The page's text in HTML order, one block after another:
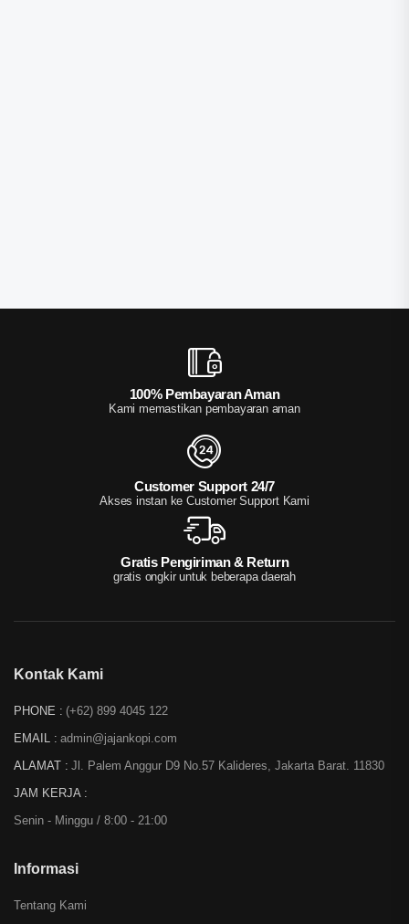
100% Pembayaran Aman
Kami memastikan pembayaran aman
Customer Support 24/7
Akses instan ke Customer Support Kami
Gratis Pengiriman & Return
gratis ongkir untuk beberapa daerah
Kontak Kami
PHONE : (+62) 899 4045 122
EMAIL : admin@jajankopi.com
ALAMAT : Jl. Palem Anggur D9 No.57 Kalideres, Jakarta Barat. 11830
JAM KERJA :
Senin - Minggu / 8:00 - 21:00
Informasi
Tentang Kami